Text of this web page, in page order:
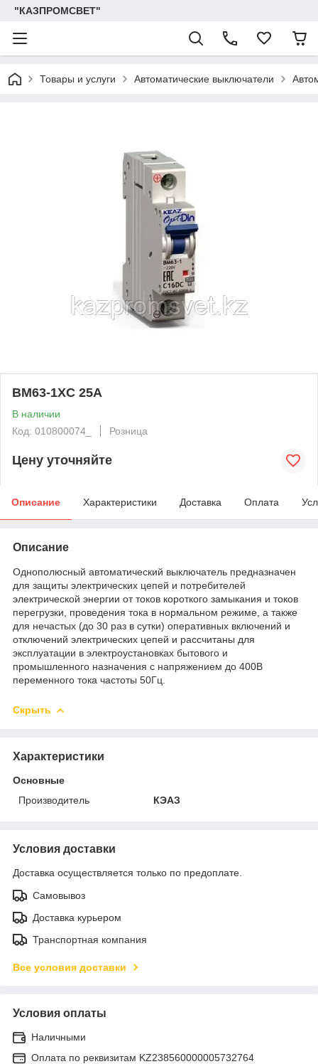
"КАЗПРОМСВЕТ"
Товары и услуги Автоматические выключатели
BM63-1XС 25А
В наличии
Код: 010800074_
Розница
Цену уточняйте
Описание Характеристики Доставка Оплата
Описание
Однополюсный автоматический выключатель предназначен
для защиты электрических цепей и потребителей
электрической энергии от токов короткого замыкания и токов
перегрузки, проведения тока в нормальном режиме, а также
для нечастых (до 30 раз в сутки) оперативных включений и
отключений электрических цепей и рассчитаны для
эксплуатации в электроустановках бытового и
промышленного назначения с напряжением до 400В
переменного тока частоты 50Гц.
Скрыть
Характеристики
Основные
Производитель
КЭАЗ
Условия доставки
Доставка осуществляется только по предоплате.
Самовывоз
Доставка курьером
Транспортная компания
Все условия доставки
Условия оплаты
Наличными
Оплата по реквизитам KZ238560000005732764